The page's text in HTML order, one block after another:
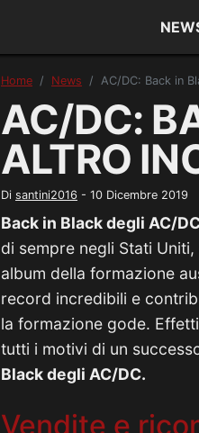
Home News AC/DC: Back in
AC/DC:
ALTRO
Di santini2016 - 10 Dicembre 2019
Back in Black degli AC/
di sempre negli Stati
album della formazione
record incredibili e
la formazione gode.
tutti i motivi di un
Black degli AC/DC.
Vendite e